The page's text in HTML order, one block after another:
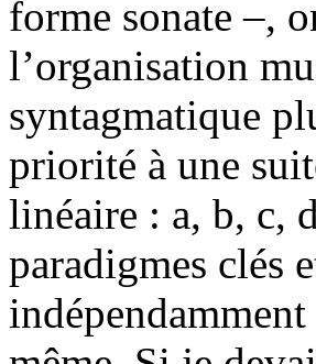
forme sonate –,
l’organisation
syntagmatique
priorité à une
linéaire : a, b, c,
paradigmes clés